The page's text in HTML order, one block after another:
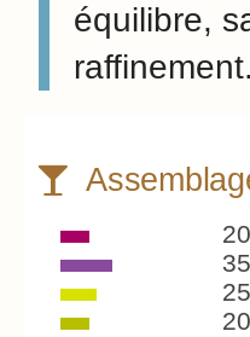
équilibre,
raffinement.